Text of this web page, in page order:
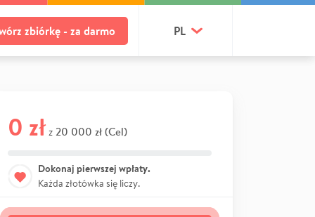
zbiórkę - za darmo PL
0 zł z 20 000 zł (Cel)
Dokonaj pierwszej wpłaty.
Każda złotówka się liczy.